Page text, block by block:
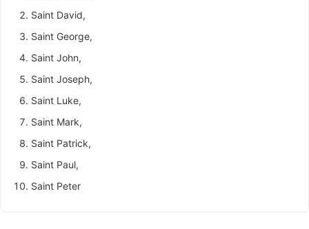
Saint David,
Saint George,
Saint John,
Saint Joseph,
Saint Luke,
Saint Mark,
Saint Patrick,
Saint Paul,
Saint Peter